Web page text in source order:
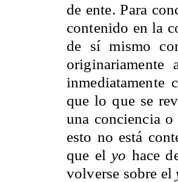
de ente. Para
contenido en la
de sí mismo
inmediatamente
que lo que se
una conciencia
esto no está
que elyo hace
volverse sobre el